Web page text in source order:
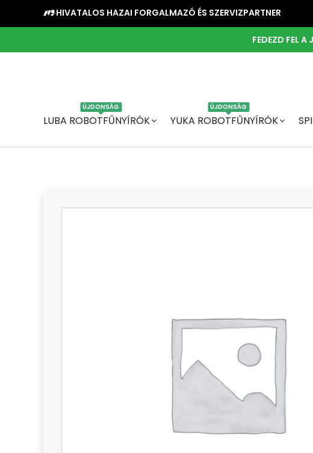
HIVATALOS HAZAI FORGALMAZÓ ÉS SZERVIZPARTNER
FEDEZD FEL
LUBA ROBOTFŰNYÍRÓK
ÚJDONSÁG
YUKA ROBOTFŰNYÍRÓK
ÚJDONSÁG